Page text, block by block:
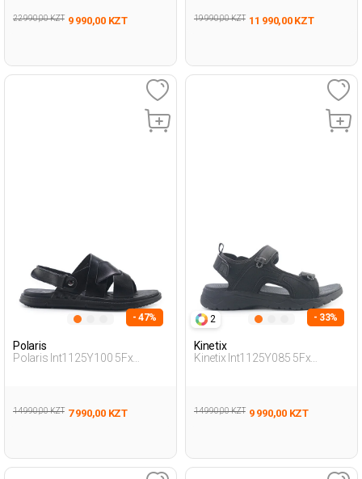
22 990,00 KZT 9 990,00 KZT 19 990,00 KZT 11 990,00 KZT
- 47%
Polaris
Polaris Int1125Y100 5Fx
14 990,00 KZT 7 990,00 KZT
2 - 33%
Kinetix
Kinetix Int1125Y085 5Fx
14 990,00 KZT 9 990,00 KZT